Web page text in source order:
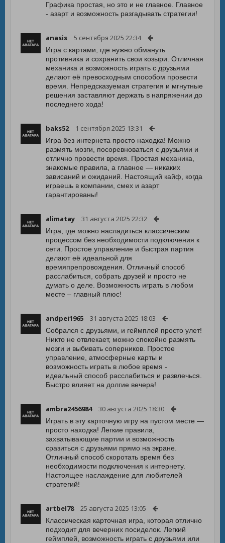
Графика простая, но это и не главное. Главное
- азарт и возможность разгадывать стратегии!
anasis 5 сентября 2025 22:34
Игра с картами, где нужно обмануть
противника и сохранить свои козыри. Отличная
механика и возможность играть с друзьями
делают её превосходным способом провести
время. Непредсказуемая стратегия и мгнутные
решения заставляют держать в напряжении до
последнего хода!
baks52 1 сентября 2025 13:31
Игра без интернета просто находка! Можно
размять мозги, посоревноваться с друзьями и
отлично провести время. Простая механика,
знакомые правила, а главное — никаких
зависаний и ожиданий. Настоящий кайф, когда
играешь в компании, смех и азарт
гарантированы!
alimatay 31 августа 2025 22:32
Игра, где можно насладиться классическим
процессом без необходимости подключения к
сети. Простое управление и быстрая партия
делают её идеальной для
времяпрепровождения. Отличный способ
расслабиться, собрать друзей и просто не
думать о деле. Возможность играть в любом
месте – главный плюс!
andpei1965 31 августа 2025 18:03
Собрался с друзьями, и геймплей просто улет!
Никто не отвлекает, можно спокойно размять
мозги и выбивать соперников. Простое
управление, атмосферные карты и
возможность играть в любое время -
идеальный способ расслабиться и развлечься.
Быстро влияет на долгие вечера!
ambra2456984 30 августа 2025 18:30
Играть в эту карточную игру на пустом месте —
просто находка! Легкие правила,
захватывающие партии и возможность
сразиться с друзьями прямо на экране.
Отличный способ скоротать время без
необходимости подключения к интернету.
Настоящее наслаждение для любителей
стратегий!
artbel78 25 августа 2025 13:05
Классическая карточная игра, которая отлично
подходит для вечерних посиделок. Легкий
геймплей, возможность играть с друзьями или